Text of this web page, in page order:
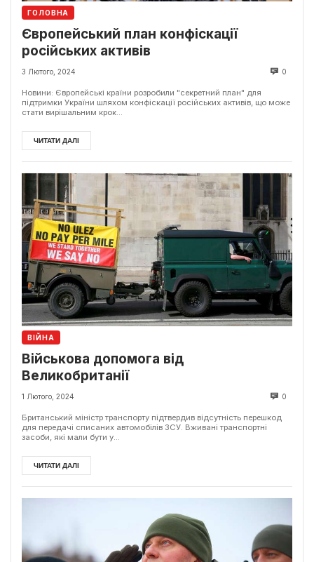
ГОЛОВНА
Європейський план конфіскації
російських активів
3 Лютого, 2024 0
Новини: Європейські країни розробили "секретний план" для
підтримки України шляхом конфіскації російських активів, що може
стати вирішальним крок...
ЧИТАТИ ДАЛІ
ВІЙНА
Військова допомога від
Великобританії
1 Лютого, 2024 0
Британський міністр транспорту підтвердив відсутність перешкод
для передачі списаних автомобілів ЗСУ. Вживані транспортні
засоби, які мали бути у...
ЧИТАТИ ДАЛІ